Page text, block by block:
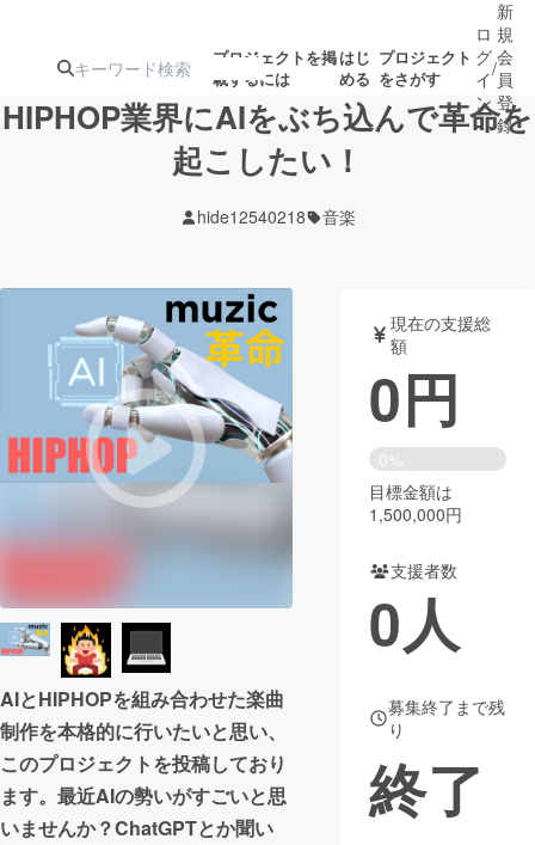
プロジェクトを掲
載するには
はじ
める
プロジェクト
をさがす
ジェクト
募集終了が近いプ
ロジェクト
アート・写真 音楽
テクノロジー・ガジェット ゲーム・サ
映像・映画 書籍・雑誌
ビジネス・起業 チャレンジ
CAMPFIRE for Social Good
CAMPFIRE Creation
CAMPFIREふるさと納税machi-ya
ロ
グ
イ
ン
/
新
規
会
員
登
録
HIPHOP業界にAIをぶち込んで革命を
起こしたい！
hide12540218 音楽
AIとHIPHOPを組み合わせた楽曲
制作を本格的に行いたいと思い、
このプロジェクトを投稿しており
ます。最近AIの勢いがすごいと思
いませんか？ChatGPTとか聞い
現在の支援総
額
0円
0%
目標金額は
1,500,000円
支援者数
0人
募集終了まで残
り
終了